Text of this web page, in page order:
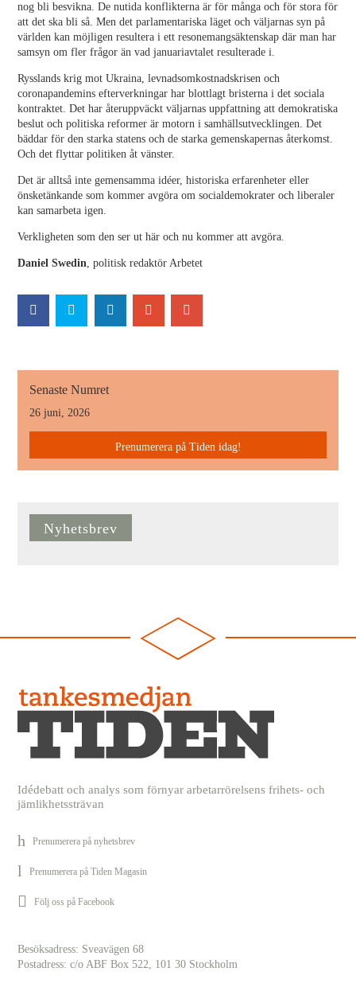
nog bli besvikna. De nutida konflikterna är för många och för stora för
att det ska bli så. Men det parlamentariska läget och väljarnas syn på
världen kan möjligen resultera i ett resonemangsäktenskap där man har
samsyn om fler frågor än vad januariavtalet resulterade i.
Rysslands krig mot Ukraina, levnadsomkostnadskrisen och
coronapandemins efterverkningar har blottlagt bristerna i det sociala
kontraktet. Det har återuppväckt väljarnas uppfattning att demokratiska
beslut och politiska reformer är motorn i samhällsutvecklingen. Det
bäddar för den starka statens och de starka gemenskapernas återkomst.
Och det flyttar politiken åt vänster.
Det är alltså inte gemensamma idéer, historiska erfarenheter eller
önsketänkande som kommer avgöra om socialdemokrater och liberaler
kan samarbeta igen.
Verkligheten som den ser ut här och nu kommer att avgöra.
Daniel Swedin, politisk redaktör Arbetet
Senaste Numret
26 juni, 2026
Prenumerera på Tiden idag!
Nyhetsbrev
Idédebatt och analys som förnyar arbetarrörelsens frihets- och
jämlikhetssträvan
Prenumerera på nyhetsbrev
Prenumerera på Tiden Magasin
Följ oss på Facebook
Besöksadress: Sveavägen 68
Postadress: c/o ABF Box 522, 101 30 Stockholm